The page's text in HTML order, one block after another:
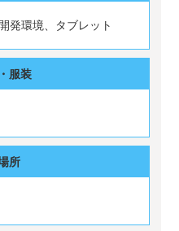
発環境、タブレット
服装
所